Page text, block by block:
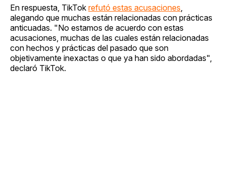
En respuesta, TikTok refutó estas acusaciones
alegando que muchas están relacionadas con prácticas
anticuadas. "No estamos de acuerdo con estas
acusaciones, muchas de las cuales están relacionadas
con hechos y prácticas del pasado que son
objetivamente inexactas o que ya han sido abordadas",
declaró TikTok.